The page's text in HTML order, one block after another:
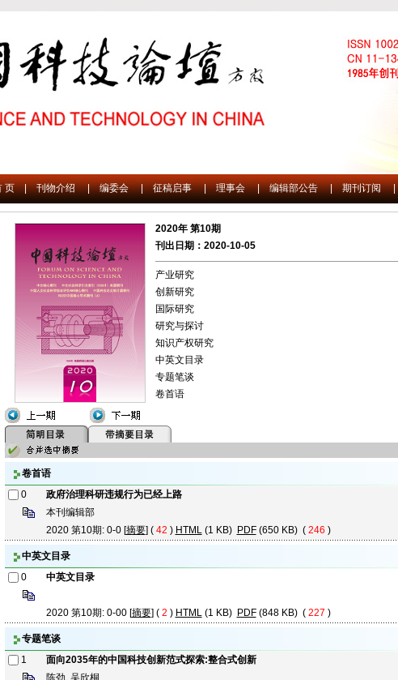
页 | 刊物介绍 | 编委会 | 征稿启事 | 理事会 | 编辑部公告 | 期刊订阅 |
2020年 第10期
刊出日期：2020-10-05
产业研究
创新研究
国际研究
研究与探讨
知识产权研究
中英文目录
专题笔谈
卷首语
卷首语
0
政府治理科研违规行为已经上路
本刊编辑部
2020 第10期: 0-0 [摘要] (42 ) HTML(1 KB) PDF(650 KB) ( 246 )
中英文目录
0
中英文目录
2020 第10期: 0-00 [摘要] (2 ) HTML(1 KB) PDF(848 KB) ( 227 )
专题笔谈
1
面向2035年的中国科技创新范式探索:整合式创新
陈劲, 吴欣桐